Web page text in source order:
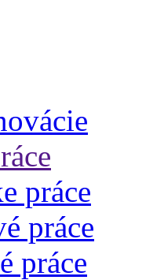
práce
práce
práce